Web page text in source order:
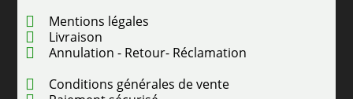
Mentions légales
Livraison
Annulation - Retour- Réclamation
Conditions générales de vente